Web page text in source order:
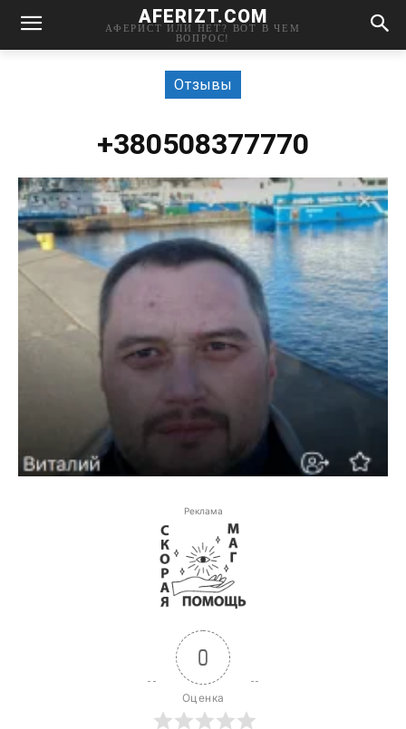
AFERIZT.COM
АФЕРИСТ ИЛИ НЕТ? ВОТ В ЧЕМ
ВОПРОС!
Отзывы
+380508377770
Реклама
0
Оценка